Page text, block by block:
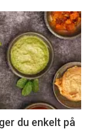
du enkelt på